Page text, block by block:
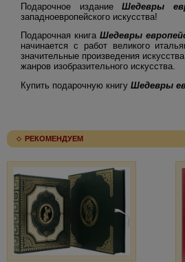
Подарочное изданиеШедевры
западноевропейского искусства!
Подарочная книгаШедевры
начинается с работ великого
значительные произведения
жанров изобразительного искусства.
Купить подарочную книгу Шедевры
РЕКОМЕНДУЕМ